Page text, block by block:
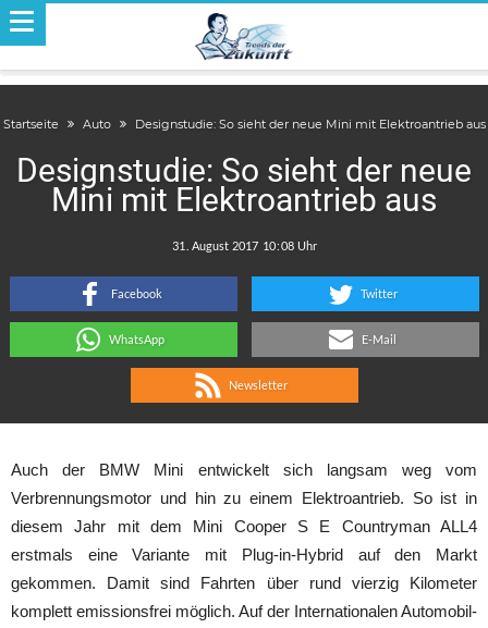
Startseite Auto Designstudie: So sieht der neue Mini mit Elektroantrieb aus
Designstudie: So sieht der neue
Mini mit Elektroantrieb aus
:
Facebook Twitter
WhatsApp E-Mail
Newsletter
Auch der BMW Mini entwickelt sich langsam weg vom
Verbrennungsmotor und hin zu einem Elektroantrieb. So ist in
diesem Jahr mit dem Mini Cooper S E Countryman ALL4
erstmals eine Variante mit Plug-in-Hybrid auf den Markt
gekommen. Damit sind Fahrten über rund vierzig Kilometer
komplett emissionsfrei möglich. Auf der Internationalen Automobil-